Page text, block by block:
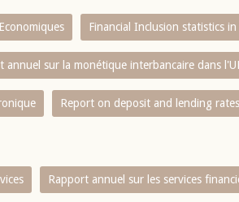
Financial Inclusion statistics in
annuel sur la monétique interbancaire dans
Report on deposit and lending
Rapport annuel sur les services